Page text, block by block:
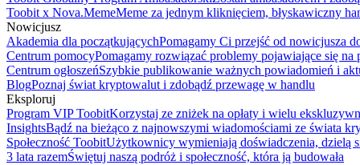
Toobit x Nova.MemeMeme za jednym kliknięciem, błyskawiczny
Nowicjusz
Akademia dla początkującychPomagamy Ci przejść od nowicjusza
Centrum pomocyPomagamy rozwiązać problemy pojawiające się na
Centrum ogłoszeńSzybkie publikowanie ważnych powiadomień i
BlogPoznaj świat kryptowalut i zdobądź przewagę w handlu
Eksploruj
Program VIP ToobitKorzystaj ze zniżek na opłaty i wielu
InsightsBądź na bieżąco z najnowszymi wiadomościami ze świata
Społeczność ToobitUżytkownicy wymieniają doświadczenia, dzielą
3 lata razemŚwiętuj naszą podróż i społeczność, która ją budowała